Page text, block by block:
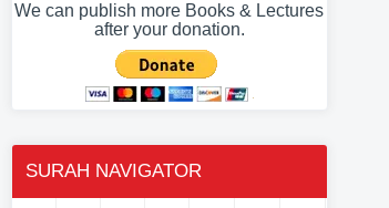
We can publish more Books & Lectures
after your donation.
SURAH NAVIGATOR